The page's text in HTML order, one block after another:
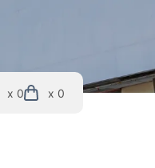
x 0 x 0